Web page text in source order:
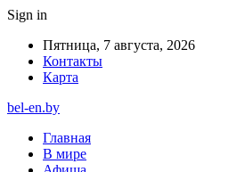
Sign in
Пятница, 7 августа, 2026
Контакты
Карта
bel-en.by
Главная
В мире